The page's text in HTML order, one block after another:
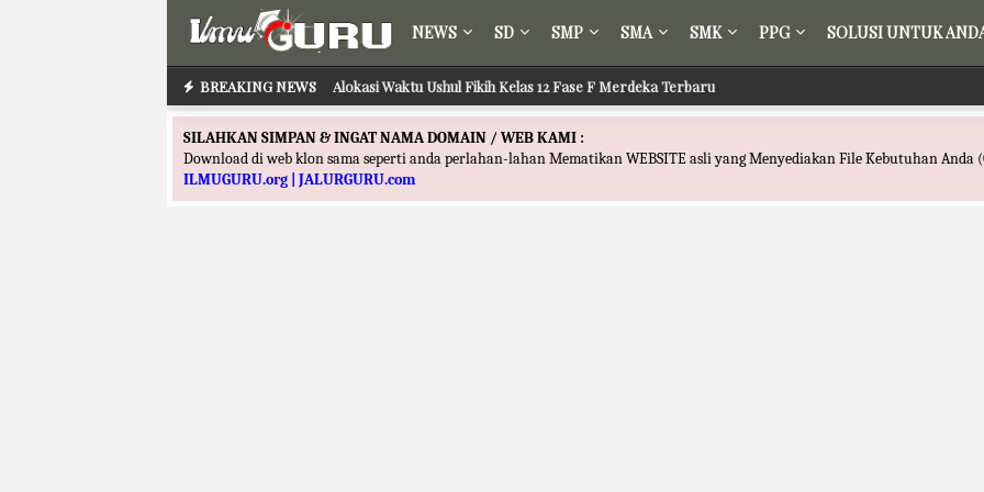
NEWS SD SMP SMA SMK PPG SOLUSI UNTUK
BREAKING NEWS Alokasi Waktu Ushul Fikih Kelas 12 Fase F Merdeka Terbaru
SILAHKAN SIMPAN & INGAT NAMA DOMAIN / WEB KAMI :
Download di web klon sama seperti anda perlahan-lahan Mematikan WEBSITE asli yang Menyediakan File Kebutuhan Anda
ILMUGURU.org | JALURGURU.com